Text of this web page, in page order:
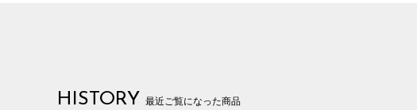
HISTORY 最近ご覧になった商品